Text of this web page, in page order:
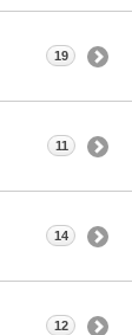
19
11
14
12